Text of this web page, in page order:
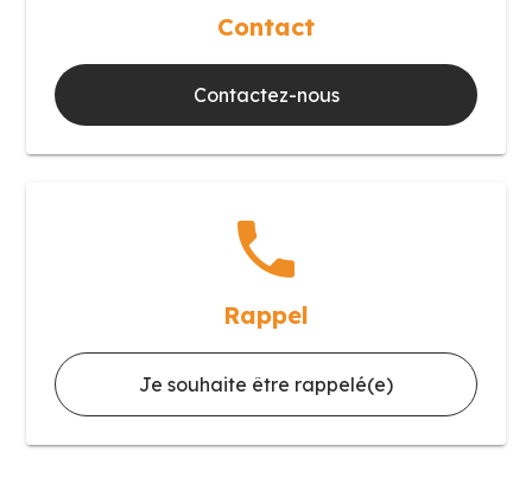
Contact
Contactez-nous
phone
Rappel
Je souhaite être rappelé(e)